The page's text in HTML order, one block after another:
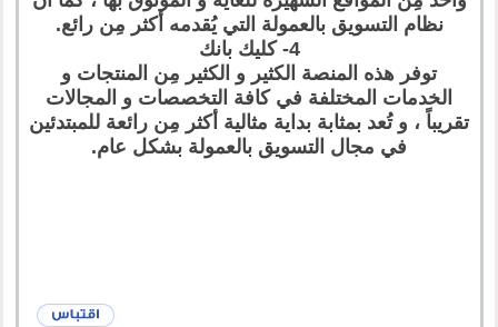
نظام التسويق بالعمولة التي يُقدمه أكثر مِن رائع.
4- كليك بانك
توفر هذه المنصة الكثير و الكثير مِن المنتجات و
الخدمات المختلفة في كافة التخصصات و المجالات
تقريباً ، و تُعد بمثابة بداية مثالية أكثر مِن رائعة للمبتدئين
في مجال التسويق بالعمولة بشكل عام.